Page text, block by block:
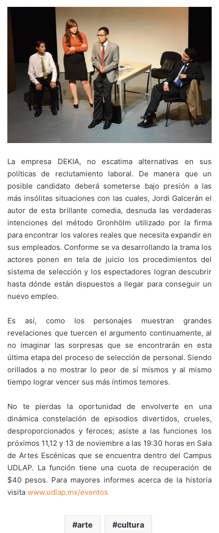
La empresa DEKIA, no escatima alternativas en sus
políticas de reclutamiento laboral. De manera que un
posible candidato deberá someterse bajo presión a las
más insólitas situaciones con las cuales, Jordi Galcerán el
autor de esta brillante comedia, desnuda las verdaderas
intenciones del método Gronhölm utilizado por la firma
para encontrar los valores reales que necesita expandir en
sus empleados. Conforme se va desarrollando la trama los
actores ponen en tela de juicio los procedimientos del
sistema de selección y los espectadores logran descubrir
hasta dónde están dispuestos a llegar para conseguir un
nuevo empleo.
Es así, como los personajes muestran grandes
revelaciones que tuercen el argumento continuamente, al
no imaginar las sorpresas que se encontrarán en esta
última etapa del proceso de selección de personal. Siendo
orillados a no mostrar lo peor de sí mismos y al mismo
tiempo lograr vencer sus más íntimos temores.
No te pierdas la oportunidad de envolverte en una
dinámica constelación de episodios divertidos, crueles,
desproporcionados y feroces; asiste a las funciones los
próximos 11,12 y 13 de noviembre a las 19:30 horas en Sala
de Artes Escénicas que se encuentra dentro del Campus
UDLAP. La función tiene una cuota de recuperación de
$40 pesos. Para mayores informes acerca de la historia
visita www.udlap.mx/eventos
arte cultura